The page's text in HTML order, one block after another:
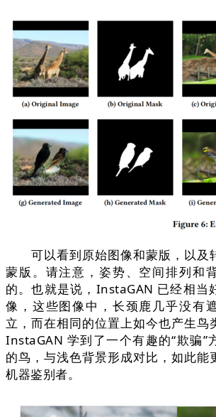
可以看到原始图像和蒙版，以及
蒙版。请注意，姿势、空间排列和
的。也就是说，InstaGAN 已经相当
像，这些图像中，长颈鹿几乎没有
立，而在相同的位置上如今也产生鸟
InstaGAN 学到了一个有趣的“欺骗
的鸟，与浅色背景形成对比，如此能
机器鉴别者。